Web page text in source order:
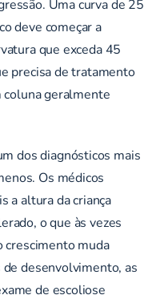
Uma curva de 25
deve começar a
que exceda 45
precisa de tratamento
coluna geralmente
dos diagnósticos mais
Os médicos
a altura da criança
o que às vezes
crescimento muda
desenvolvimento, as
de escoliose